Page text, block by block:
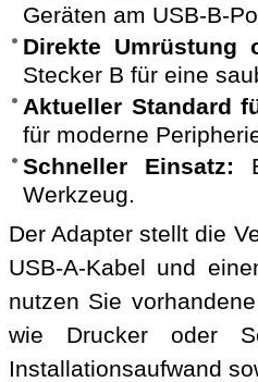
Geräten am USB-B-
Direkte Umrüstung
Stecker B für eine
Aktueller Standard
für moderne
Schneller Einsatz:
Werkzeug.
Der Adapter stellt die
USB-A-Kabel und
nutzen Sie
wie Drucker oder
Installationsaufwand